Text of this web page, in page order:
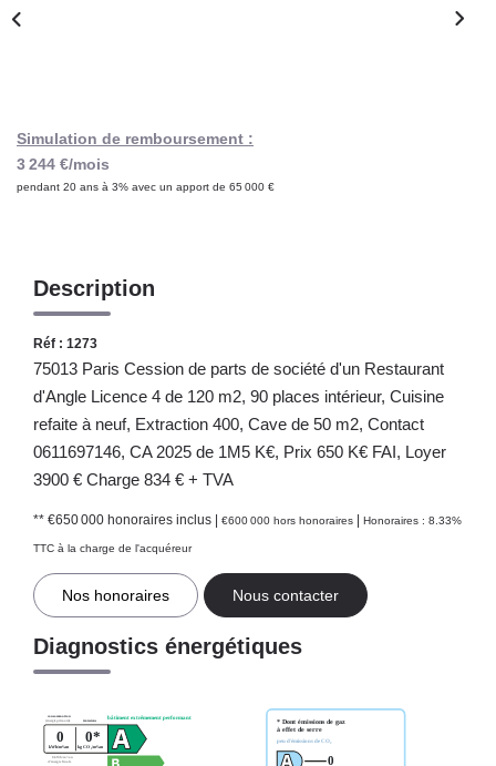
Simulation de remboursement :
3 244 €/mois
pendant 20 ans à 3% avec un apport de 65 000 €
Description
Réf : 1273
75013 Paris Cession de parts de société d'un Restaurant
d'Angle Licence 4 de 120 m2, 90 places intérieur, Cuisine
refaite à neuf, Extraction 400, Cave de 50 m2, Contact
0611697146, CA 2025 de 1M5 K€, Prix 650 K€ FAI, Loyer
3900 € Charge 834 € + TVA
** €650 000 honoraires inclus | €600 000 hors honoraires | Honoraires : 8.33%
TTC à la charge de l'acquéreur
Nos honoraires Nous contacter
Diagnostics énergétiques